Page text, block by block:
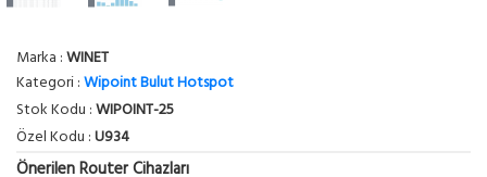
Marka :WINET
Kategori :Wipoint Bulut Hotspot
Stok Kodu :WIPOINT-25
Özel Kodu :U934
Önerilen Router Cihazları